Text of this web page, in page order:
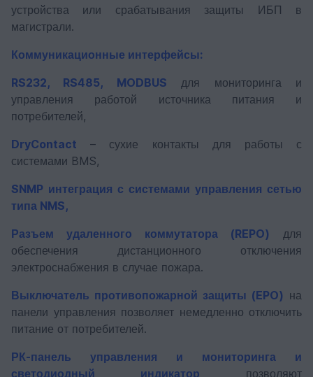
устройства или срабатывания защиты ИБП в
магистрали.
Коммуникационные интерфейсы:
RS232, RS485, MODBUS для мониторинга и
управления работой источника питания и
потребителей,
DryContact – сухие контакты для работы с
системами BMS,
SNMP интеграция с системами управления сетью
типа NMS,
Разъем удаленного коммутатора (REPO) для
обеспечения дистанционного отключения
электроснабжения в случае пожара.
Выключатель противопожарной защиты (EPO) на
панели управления позволяет немедленно отключить
питание от потребителей.
РК-панель управления и мониторинга и
светодиодный индикатор позволяют